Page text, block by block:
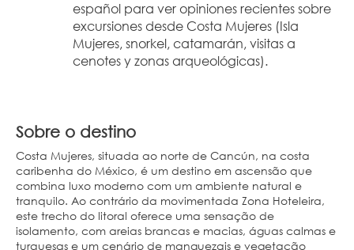
español para ver opiniones recientes sobre
excursiones desde Costa Mujeres (Isla
Mujeres, snorkel, catamarán, visitas a
cenotes y zonas arqueológicas).
Sobre o destino
Costa Mujeres, situada ao norte de Cancún, na costa
caribenha do México, é um destino em ascensão que
combina luxo moderno com um ambiente natural e
tranquilo. Ao contrário da movimentada Zona Hoteleira,
este trecho do litoral oferece uma sensação de
isolamento, com areias brancas e macias, águas calmas e
turquesas e um cenário de manguezais e vegetação